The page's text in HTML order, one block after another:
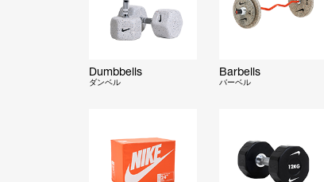
Dumbbells
ダンベル
Barbells
バーベル